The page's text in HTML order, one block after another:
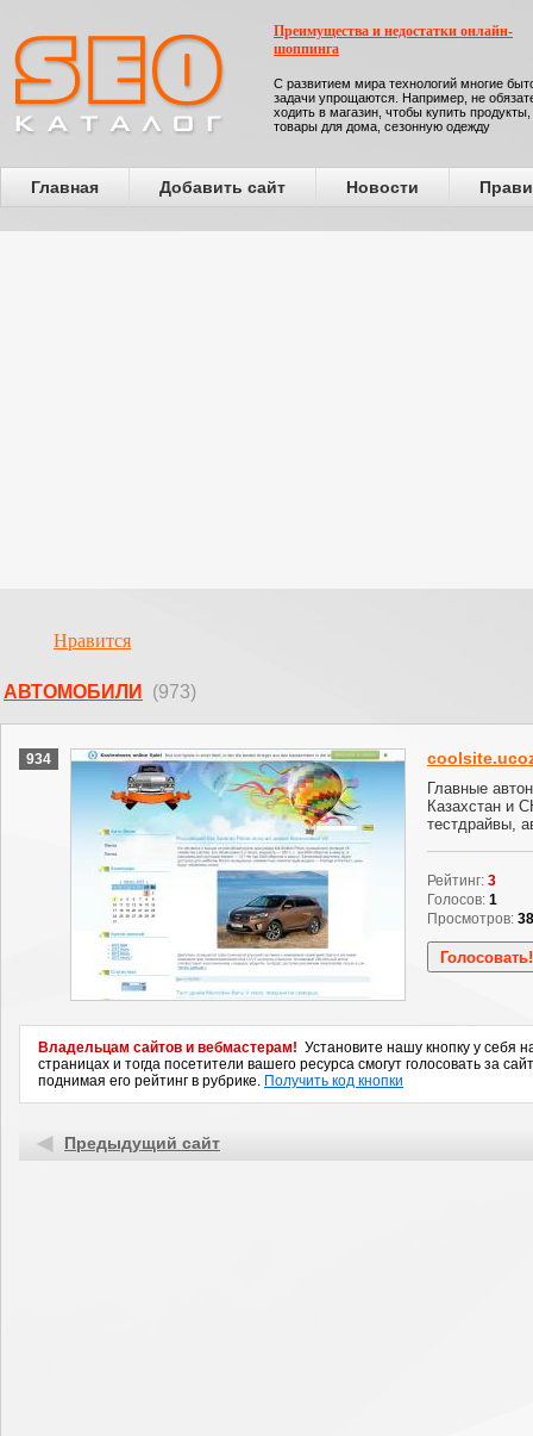
Преимущества и недостатки онлайн-
шоппинга
С развитием мира технологий многие
задачи упрощаются. Например, не
ходить в магазин, чтобы купить продукты,
товары для дома, сезонную одежду
Главная Добавить сайт Новости
Нравится
АВТОМОБИЛИ (973)
934
Главные
Казахстан и
тестдрайвы,
Рейтинг: 3
Голосов: 1
Просмотров:
Владельцам сайтов и вебмастерам! Установите нашу кнопку у себя
страницах и тогда посетители вашего ресурса смогут голосовать за
поднимая его рейтинг в рубрике. Получить код кнопки
Предыдущий сайт